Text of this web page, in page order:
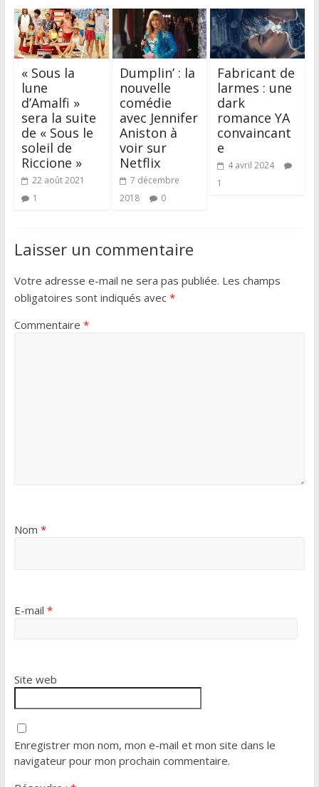
« Sous la
lune
d’Amalfi »
sera la suite
de « Sous le
soleil de
Riccione »
22 août 2021
1
Dumplin’ : la
nouvelle
comédie
avec Jennifer
Aniston à
voir sur
Netflix
7 décembre
2018
0
Fabricant de
larmes : une
dark
romance YA
convaincant
e
4 avril 2024
1
Laisser un commentaire
Votre adresse e-mail ne sera pas publiée. Les champs
obligatoires sont indiqués avec *
Commentaire *
Nom *
E-mail *
Site web
Enregistrer mon nom, mon e-mail et mon site dans le
navigateur pour mon prochain commentaire.